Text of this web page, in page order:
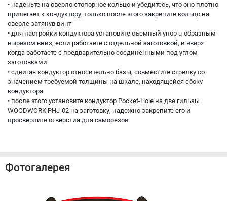
• наденьте на сверло стопорное кольцо и убедитесь, что оно плотно
прилегает к кондуктору, только после этого закрепите кольцо на
сверле затянув винт
• для настройки кондуктора установите съемный упор u-образным
вырезом вниз, если работаете с отдельной заготовкой, и вверх
когда работаете с предварительно соединенными под углом
заготовками
• сдвигая кондуктор относительно базы, совместите стрелку со
значением требуемой толщины на шкале, находящейся сбоку
кондуктора
• после этого установите кондуктор Pocket-Hole на две гильзы
WOODWORK PHJ-02 на заготовку, надежно закрепите его и
просверлите отверстия для саморезов
Фотогалерея